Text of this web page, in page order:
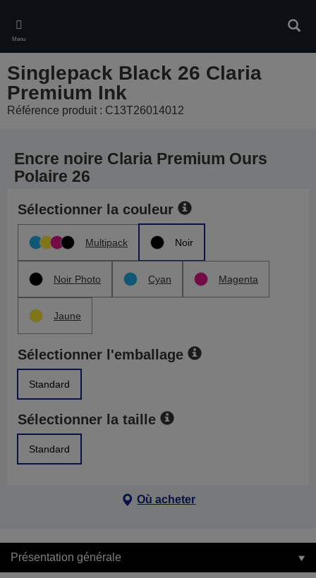
main
content
Menu
Singlepack Black 26 Claria
Premium Ink
Référence produit : C13T26014012
Encre noire Claria Premium Ours
Polaire 26
Sélectionner la couleur
Multipack Noir
Noir Photo Cyan Magenta
Jaune
Sélectionner l'emballage
Standard
Sélectionner la taille
Standard
Où acheter
Présentation générale